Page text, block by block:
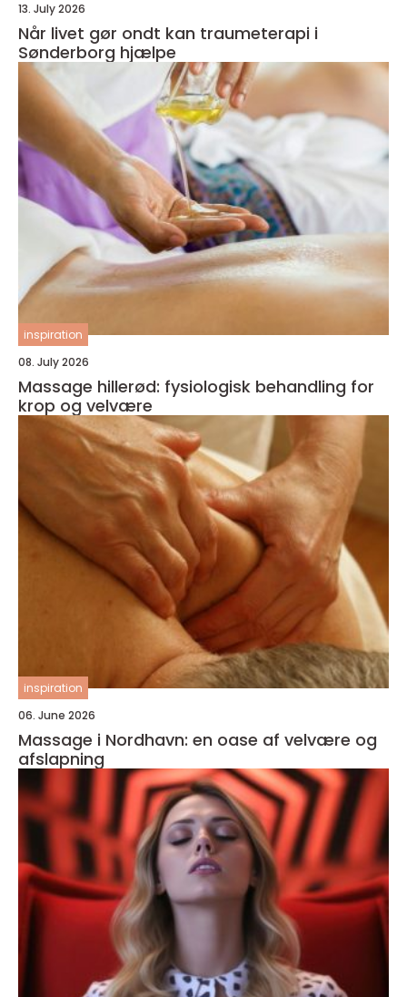
13. July 2026
Når livet gør ondt kan traumeterapi i
Sønderborg hjælpe
inspiration
08. July 2026
Massage hillerød: fysiologisk behandling for
krop og velvære
inspiration
06. June 2026
Massage i Nordhavn: en oase af velvære og
afslapning